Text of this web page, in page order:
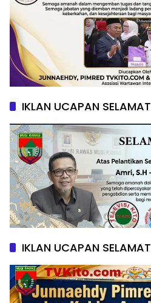
IKLAN UCAPAN SELAMAT
IKLAN UCAPAN SELAMAT